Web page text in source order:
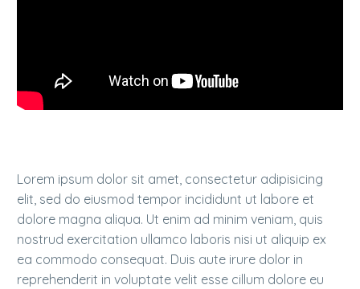
Lorem ipsum dolor sit amet, consectetur adipisicing
elit, sed do eiusmod tempor incididunt ut labore et
dolore magna aliqua. Ut enim ad minim veniam, quis
nostrud exercitation ullamco laboris nisi ut aliquip ex
ea commodo consequat. Duis aute irure dolor in
reprehenderit in voluptate velit esse cillum dolore eu